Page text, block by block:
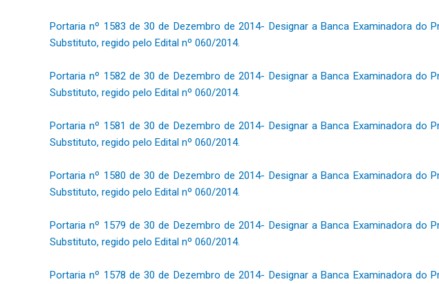
Portaria nº 1583 de 30 de Dezembro de 2014- Designar a Banca Examinadora do
Substituto, regido pelo Edital nº 060/2014.
Portaria nº 1582 de 30 de Dezembro de 2014- Designar a Banca Examinadora do
Substituto, regido pelo Edital nº 060/2014.
Portaria nº 1581 de 30 de Dezembro de 2014- Designar a Banca Examinadora do
Substituto, regido pelo Edital nº 060/2014.
Portaria nº 1580 de 30 de Dezembro de 2014- Designar a Banca Examinadora do
Substituto, regido pelo Edital nº 060/2014.
Portaria nº 1579 de 30 de Dezembro de 2014- Designar a Banca Examinadora do
Substituto, regido pelo Edital nº 060/2014.
Portaria nº 1578 de 30 de Dezembro de 2014- Designar a Banca Examinadora do